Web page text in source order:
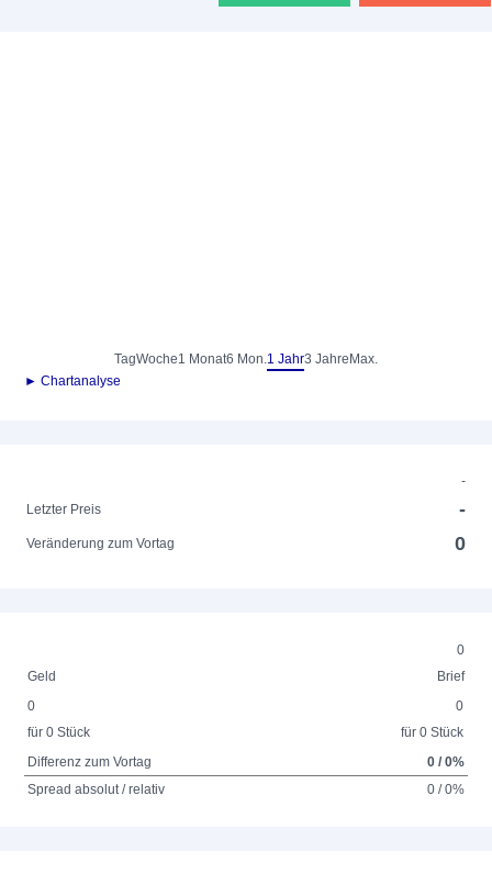
TagWoche1 Monat6 Mon.1 Jahr3 Jahre Max.
► Chartanalyse
-
Letzter Preis
-
Veränderung zum Vortag 0
0
Geld
Brief
0
für 0 Stück
0
für 0 Stück
Differenz zum Vortag
0 / 0%
Spread absolut / relativ
0 / 0%